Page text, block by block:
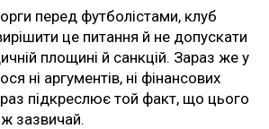
перед футболістами, клуб
це питання й не допускати
площині й санкцій. Зараз же у
ні аргументів, ні фінансових
підкреслює той факт, що цього
зазвичай.